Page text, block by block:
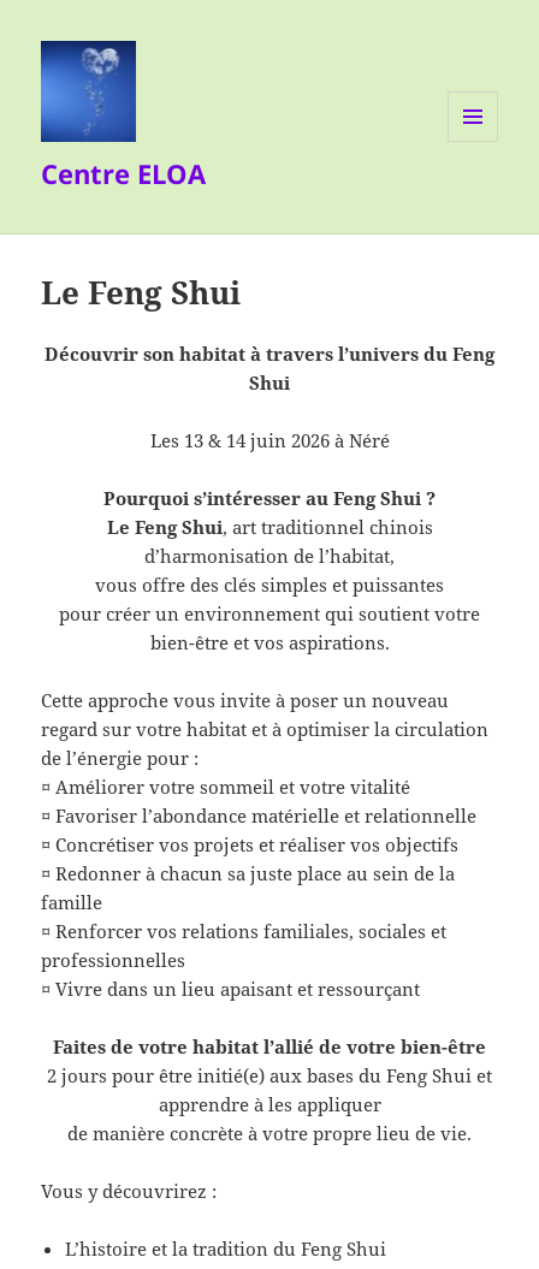
Centre ELOA
Le Feng Shui
Découvrir son habitat à travers l’univers du Feng
Shui
Les 13 & 14 juin 2026 à Néré
Pourquoi s’intéresser au Feng Shui ?
Le Feng Shui, art traditionnel chinois
d’harmonisation de l’habitat,
vous offre des clés simples et puissantes
pour créer un environnement qui soutient votre
bien-être et vos aspirations.
Cette approche vous invite à poser un nouveau
regard sur votre habitat et à optimiser la circulation
de l’énergie pour :
¤ Améliorer votre sommeil et votre vitalité
¤ Favoriser l’abondance matérielle et relationnelle
¤ Concrétiser vos projets et réaliser vos objectifs
¤ Redonner à chacun sa juste place au sein de la
famille
¤ Renforcer vos relations familiales, sociales et
professionnelles
¤ Vivre dans un lieu apaisant et ressourçant
Faites de votre habitat l’allié de votre bien-être
2 jours pour être initié(e) aux bases du Feng Shui et
apprendre à les appliquer
de manière concrète à votre propre lieu de vie.
Vous y découvrirez :
L’histoire et la tradition du Feng Shui